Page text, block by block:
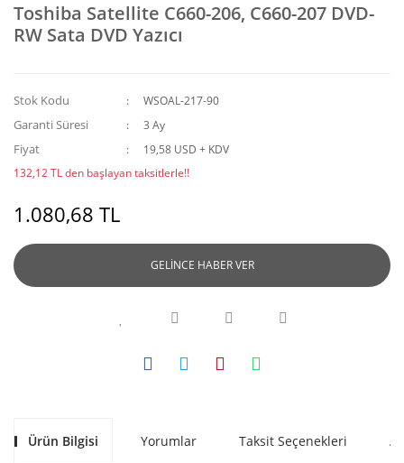
Toshiba Satellite C660-206, C660-207 DVD-
RW Sata DVD Yazıcı
Stok Kodu WSOAL-217-90
Garanti Süresi 3 Ay
Fiyat
19,58 USD + KDV
132,12 TL den başlayan taksitlerle!!
1.080,68 TL
GELİNCE HABER VER
Ürün Bilgisi Yorumlar Taksit Seçenekleri